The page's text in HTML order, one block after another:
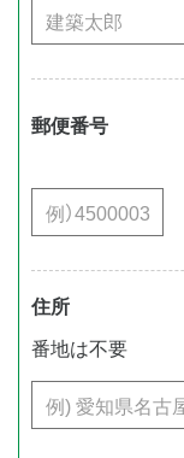
郵便番号
住所
番地は不要